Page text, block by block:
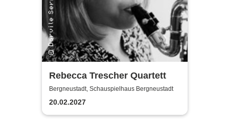
Rebecca Trescher Quartett
Bergneustadt, Schauspielhaus Bergneustadt
20.02.2027